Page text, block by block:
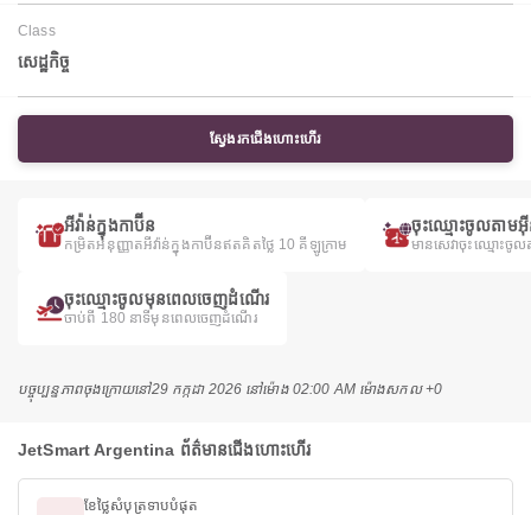
Class
សេដ្ឋកិច្ច
ស្វែងរកជើងហោះហើរ
អីវ៉ាន់ក្នុងកាប៊ីន
កម្រិតអនុញ្ញាតអីវ៉ាន់ក្នុងកាប៊ីនឥតគិតថ្លៃ 10 គីឡូក្រាម
ចុះឈ្មោះចូលតា
មានសេវាចុះឈ្មោះ
ចុះឈ្មោះចូលមុនពេលចេញដំណើរ
ចាប់ពី 180 នាទីមុនពេលចេញដំណើរ
បច្ចុប្បន្នភាពចុងក្រោយនៅ29 កក្កដា 2026 នៅ​ម៉ោង 02:00 AM ម៉ោង​សកល +0
JetSmart Argentina ព័ត៌មានជើងហោះហើរ
ខែថ្លៃសំបុត្រទាបបំផុត